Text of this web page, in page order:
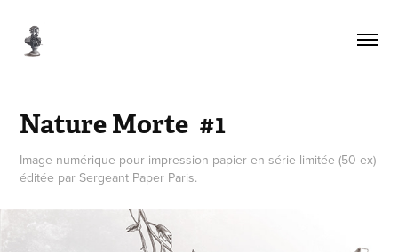
Nature Morte  #1
Image numérique pour impression papier en série limitée (50 ex)
éditée par Sergeant Paper Paris.